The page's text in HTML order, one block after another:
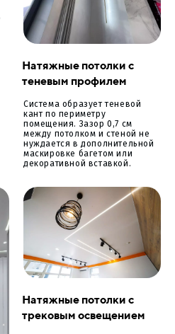
Натяжные потолки с
теневым профилем
Система образует теневой
кант по периметру
помещения. Зазор 0,7 см
между потолком и стеной не
нуждается в дополнительной
маскировке багетом или
декоративной вставкой.
Натяжные потолки с
трековым освещением